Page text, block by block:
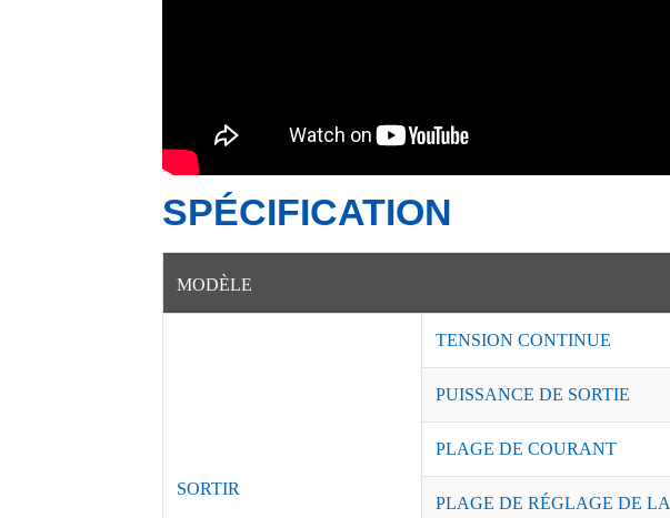
SPÉCIFICATION
MODÈLE
SORTIR
TENSION CONTINUE
PUISSANCE DE SORTIE
PLAGE DE COURANT
PLAGE DE RÉGLAGE DE LA